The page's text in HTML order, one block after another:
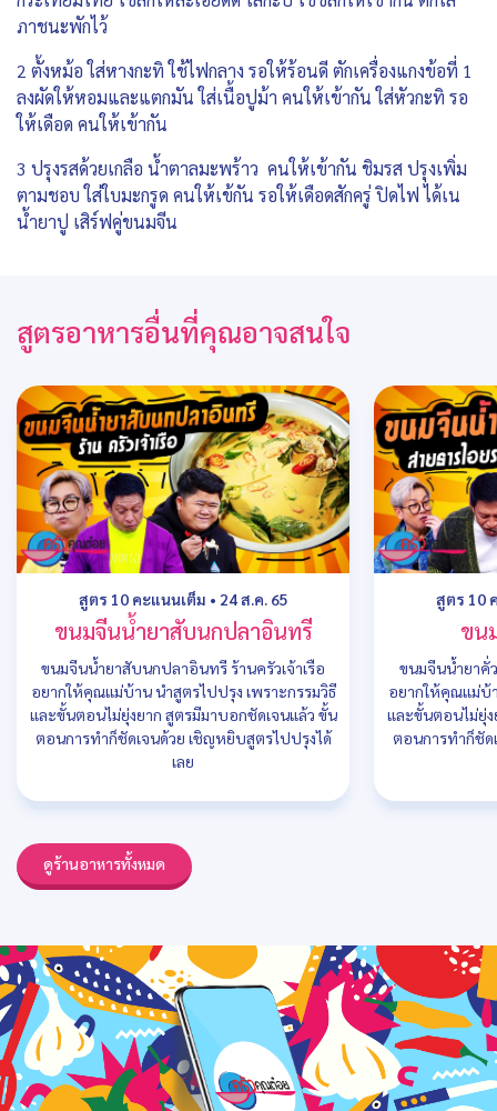
ภาชนะพักไว้
2 ตั้งหม้อ ใส่หางกะทิ ใช้ไฟกลาง รอให้ร้อนดี ตักเครื่องแกงข้อที่ 1
ลงผัดให้หอมและแตกมัน ใส่เนื้อปูม้า คนให้เข้ากัน ใส่หัวกะทิ รอ
ให้เดือด คนให้เข้ากัน
3 ปรุงรสด้วยเกลือ น้ำตาลมะพร้าว คนให้เข้ากัน ชิมรส ปรุงเพิ่ม
ตามชอบ ใส่ใบมะกรูด คนให้เข้กัน รอให้เดือดสักครู่ ปิดไฟ ได้เน
น้ำยาปู เสิร์ฟคู่ขนมจีน
สูตรอาหารอื่นที่คุณอาจสนใจ
สูตร 10 คะแนนเต็ม • 24 ส.ค. 65
ขนมจีนน้ำยาสับนกปลาอินทรี
ขนมจีนน้ำยาสับนกปลาอินทรี ร้านครัวเจ้าเรือ
อยากให้คุณแม่บ้าน นำสูตรไปปรุง เพราะกรรมวิธี
และขั้นตอนไม่ยุ่งยาก สูตรมีมาบอกชัดเจนแล้ว ขั้น
ตอนการทำก็ชัดเจนด้วย เชิญหยิบสูตรไปปรุงได้
เลย
สูตร 10
ขน
ขนมจีนน้ำยาคั่
อยากให้คุณแม่บ้
และขั้นตอนไม่ยุ่
ตอนการทำก็ชัด
ดูร้านอาหารทั้งหมด